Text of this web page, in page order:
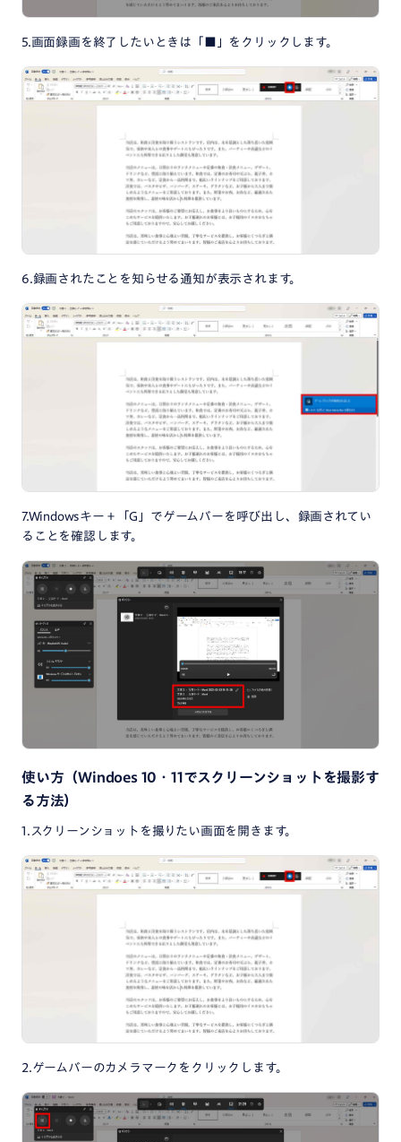
5.画面録画を終了したいときは「■」をクリックします。
6.録画されたことを知らせる通知が表示されます。
7.Windowsキー＋「G」でゲームバーを呼び出し、録画されてい
ることを確認します。
使い方（Windoes 10・11でスクリーンショットを撮影す
る方法）
1.スクリーンショットを撮りたい画面を開きます。
2.ゲームバーのカメラマークをクリックします。